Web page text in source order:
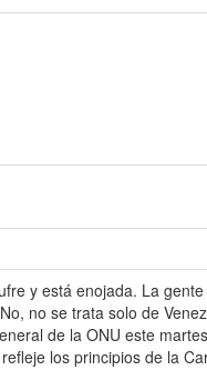
y está enojada. La
no se trata solo de
de la ONU este
los principios de la